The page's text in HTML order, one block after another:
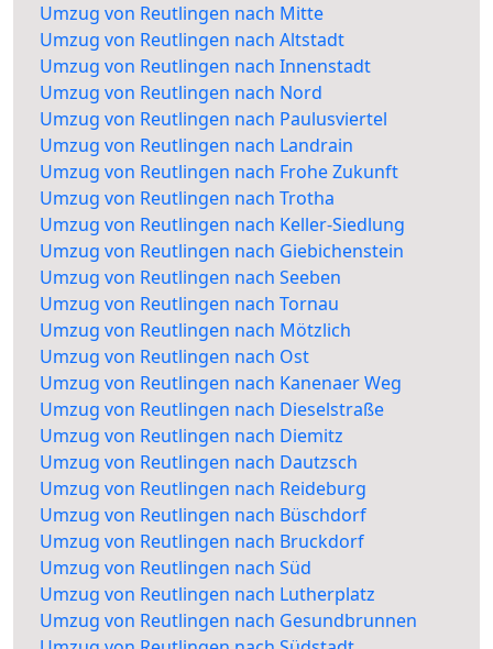
Umzug von Reutlingen nach Mitte
Umzug von Reutlingen nach Altstadt
Umzug von Reutlingen nach Innenstadt
Umzug von Reutlingen nach Nord
Umzug von Reutlingen nach Paulusviertel
Umzug von Reutlingen nach Landrain
Umzug von Reutlingen nach Frohe Zukunft
Umzug von Reutlingen nach Trotha
Umzug von Reutlingen nach Keller-Siedlung
Umzug von Reutlingen nach Giebichenstein
Umzug von Reutlingen nach Seeben
Umzug von Reutlingen nach Tornau
Umzug von Reutlingen nach Mötzlich
Umzug von Reutlingen nach Ost
Umzug von Reutlingen nach Kanenaer Weg
Umzug von Reutlingen nach Dieselstraße
Umzug von Reutlingen nach Diemitz
Umzug von Reutlingen nach Dautzsch
Umzug von Reutlingen nach Reideburg
Umzug von Reutlingen nach Büschdorf
Umzug von Reutlingen nach Bruckdorf
Umzug von Reutlingen nach Süd
Umzug von Reutlingen nach Lutherplatz
Umzug von Reutlingen nach Gesundbrunnen